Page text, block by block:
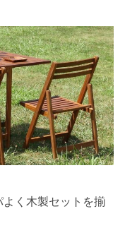
く木製セットを揃